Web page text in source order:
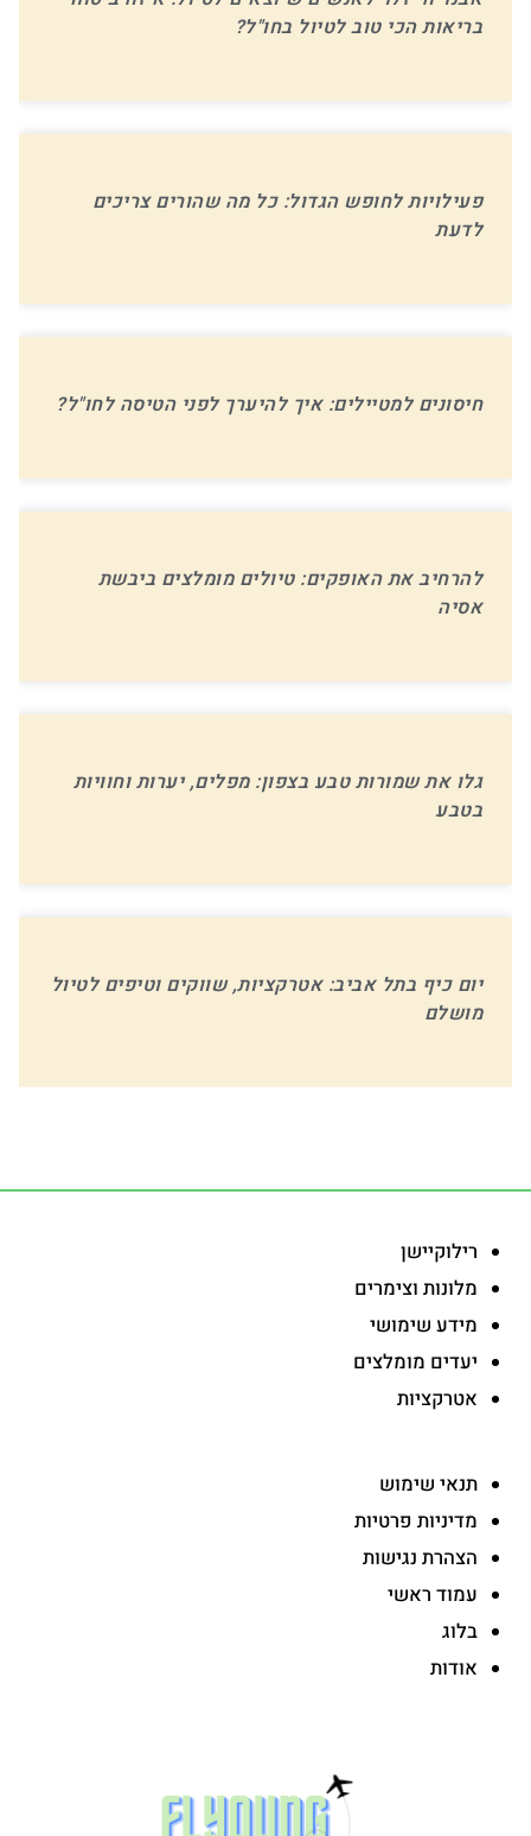
בריאות הכי טוב לטיול בחו"ל?
פעילויות לחופש הגדול: כל מה שהורים צריכים
לדעת
חיסונים למטיילים: איך להיערך לפני הטיסה לחו"ל?
להרחיב את האופקים: טיולים מומלצים ביבשת
אסיה
גלו את שמורות טבע בצפון: מפלים, יערות וחוויות
בטבע
יום כיף בתל אביב: אטרקציות, שווקים וטיפים לטיול
מושלם
רילוקיישן
מלונות וצימרים
מידע שימושי
יעדים מומלצים
אטרקציות
תנאי שימוש
מדיניות פרטיות
הצהרת נגישות
עמוד ראשי
בלוג
אודות